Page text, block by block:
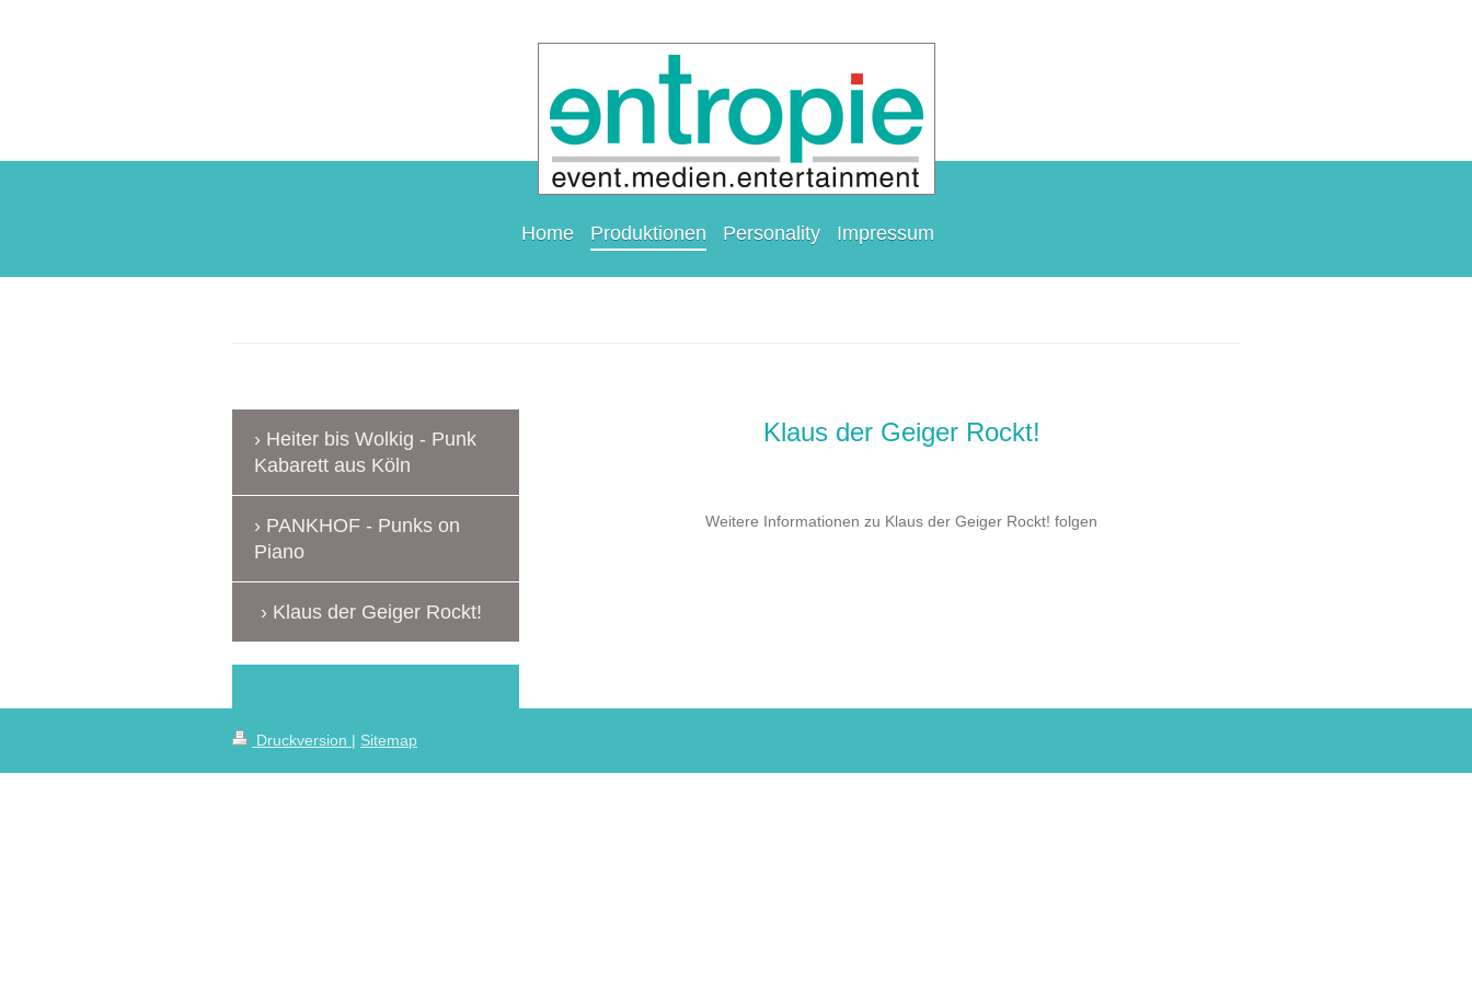
Home Produktionen Personality Impressum
Klaus der Geiger Rockt!
Weitere Informationen zu Klaus der Geiger Rockt! folgen
Heiter bis Wolkig - Punk
Kabarett aus Köln
PANKHOF - Punks on
Piano
Klaus der Geiger Rockt!
Druckversion | Sitemap